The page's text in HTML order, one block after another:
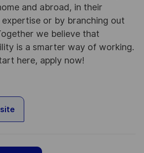
and abroad, in their
or by branching out
we believe that
is a smarter way of working.
here, apply now!